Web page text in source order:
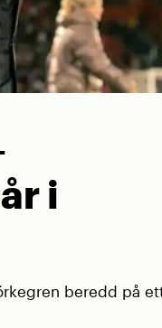
i
beredd på